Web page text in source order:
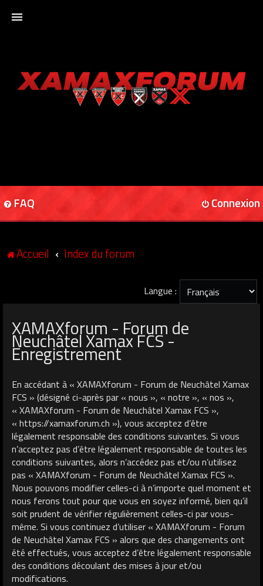
XAMAXFORUM
FAQ Connexion
Accueil Index du forum
Langue :
XAMAXforum - Forum de
Neuchâtel Xamax FCS -
Enregistrement
En accédant à « XAMAXforum - Forum de Neuchâtel Xamax
FCS » (désigné ci-après par « nous », « notre », « nos »,
« XAMAXforum - Forum de Neuchâtel Xamax FCS »,
« https://xamaxforum.ch »), vous acceptez d’être
légalement responsable des conditions suivantes. Si vous
n’acceptez pas d’être légalement responsable de toutes les
conditions suivantes, alors n’accédez pas et/ou n’utilisez
pas « XAMAXforum - Forum de Neuchâtel Xamax FCS ».
Nous pouvons modifier celles-ci à n’importe quel moment et
nous ferons tout pour que vous en soyez informé, bien qu’il
soit prudent de vérifier régulièrement celles-ci par vous-
même. Si vous continuez d’utiliser « XAMAXforum - Forum
de Neuchâtel Xamax FCS » alors que des changements ont
été effectués, vous acceptez d’être légalement responsable
des conditions découlant des mises à jour et/ou
modifications.